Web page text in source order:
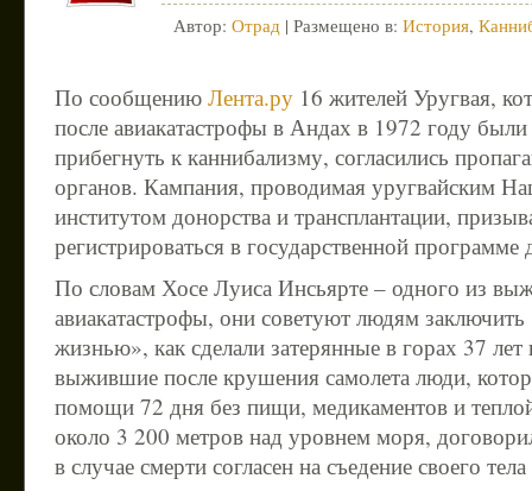
Автор: Отрад | Размещено в: История,
По сообщению Лента.ру 16 жителей Уругвая,
после авиакатастрофы в Андах в 1972 году
прибегнуть к каннибализму, согласились
органов. Кампания, проводимая уругвайским
институтом донорства и трансплантации,
регистрироваться в государственной
По словам Хосе Луиса Инсьярте – одного из
авиакатастрофы, они советуют людям заключить
жизнью», как сделали затерянные в горах 37 лет
выжившие после крушения самолета люди,
помощи 72 дня без пищи, медикаментов и
около 3 200 метров над уровнем моря,
в случае смерти согласен на съедение своего